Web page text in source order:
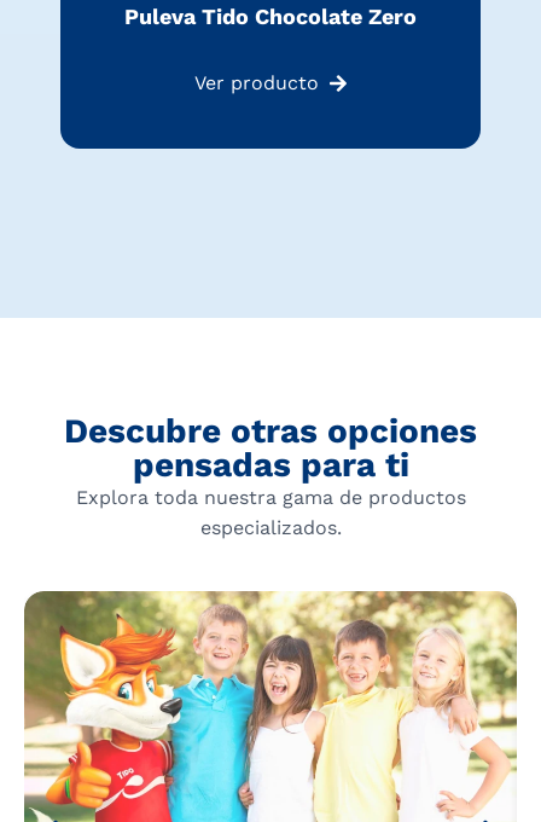
Puleva Tido Chocolate Zero
Ver producto
Descubre otras opciones
pensadas para ti
Explora toda nuestra gama de productos
especializados.